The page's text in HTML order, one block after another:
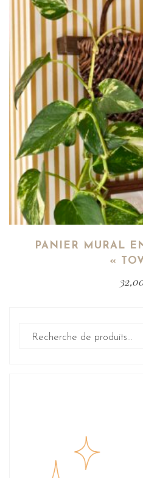
PANIER MURAL
«